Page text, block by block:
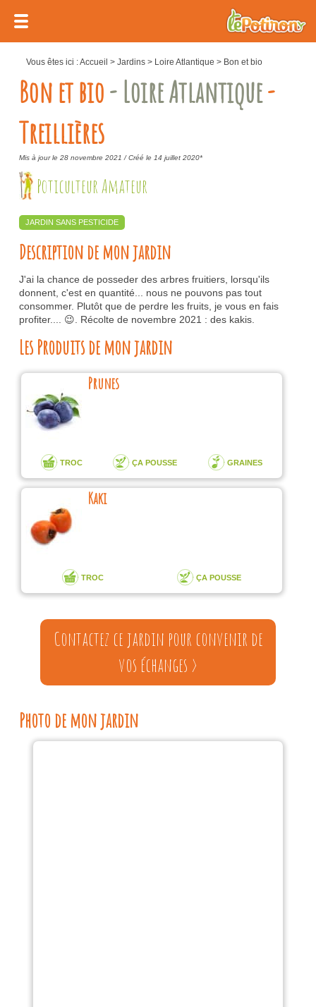
Vous êtes ici :Accueil > Jardins> Loire Atlantique > Bon et bio
Bon et bio- Loire Atlantique-
Treillières
Mis à jour le 28 novembre 2021 /Créé le 14 juillet 2020*
Poticulteur Amateur
JARDIN SANS PESTICIDE
Description de mon jardin
J'ai la chance de posseder des arbres fruitiers, lorsqu'ils
donnent, c'est en quantité... nous ne pouvons pas tout
consommer. Plutôt que de perdre les fruits, je vous en fais
profiter.... 😉. Récolte de novembre 2021 : des kakis.
Les Produits de mon jardin
Prunes
TROC ÇA POUSSE GRAINES
Kaki
TROC ÇA POUSSE
Contactez ce jardin pour convenir de
vos échanges >
Photo de mon jardin